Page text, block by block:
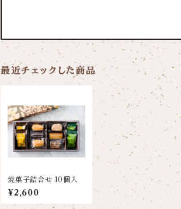
最近チェックした商品
焼菓子詰合せ 10個入
¥2,600